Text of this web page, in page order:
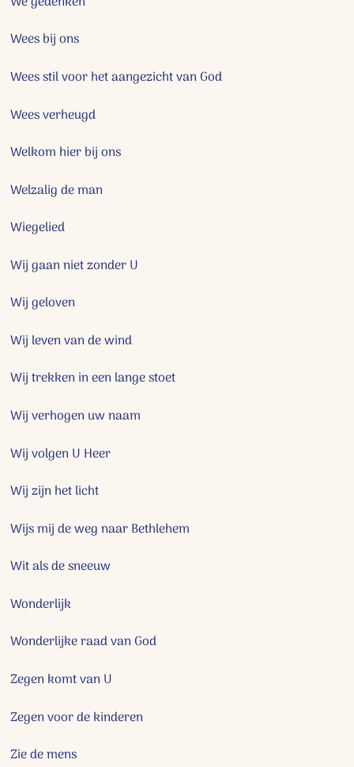
Wees bij ons
Wees stil voor het aangezicht van God
Wees verheugd
Welkom hier bij ons
Welzalig de man
Wiegelied
Wij gaan niet zonder U
Wij geloven
Wij leven van de wind
Wij trekken in een lange stoet
Wij verhogen uw naam
Wij volgen U Heer
Wij zijn het licht
Wijs mij de weg naar Bethlehem
Wit als de sneeuw
Wonderlijk
Wonderlijke raad van God
Zegen komt van U
Zegen voor de kinderen
Zie de mens